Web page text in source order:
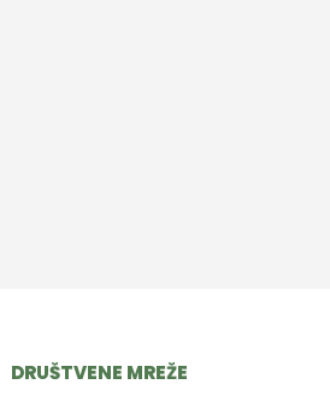
DRUŠTVENE MREŽE